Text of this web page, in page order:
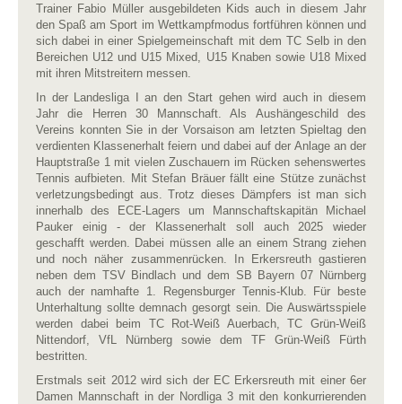
Trainer Fabio Müller ausgebildeten Kids auch in diesem Jahr
den Spaß am Sport im Wettkampfmodus fortführen können und
sich dabei in einer Spielgemeinschaft mit dem TC Selb in den
Bereichen U12 und U15 Mixed, U15 Knaben sowie U18 Mixed
mit ihren Mitstreitern messen.
In der Landesliga I an den Start gehen wird auch in diesem
Jahr die Herren 30 Mannschaft. Als Aushängeschild des
Vereins konnten Sie in der Vorsaison am letzten Spieltag den
verdienten Klassenerhalt feiern und dabei auf der Anlage an der
Hauptstraße 1 mit vielen Zuschauern im Rücken sehenswertes
Tennis aufbieten. Mit Stefan Bräuer fällt eine Stütze zunächst
verletzungsbedingt aus. Trotz dieses Dämpfers ist man sich
innerhalb des ECE-Lagers um Mannschaftskapitän Michael
Pauker einig - der Klassenerhalt soll auch 2025 wieder
geschafft werden. Dabei müssen alle an einem Strang ziehen
und noch näher zusammenrücken. In Erkersreuth gastieren
neben dem TSV Bindlach und dem SB Bayern 07 Nürnberg
auch der namhafte 1. Regensburger Tennis-Klub. Für beste
Unterhaltung sollte demnach gesorgt sein. Die Auswärtsspiele
werden dabei beim TC Rot-Weiß Auerbach, TC Grün-Weiß
Nittendorf, VfL Nürnberg sowie dem TF Grün-Weiß Fürth
bestritten.
Erstmals seit 2012 wird sich der EC Erkersreuth mit einer 6er
Damen Mannschaft in der Nordliga 3 mit den konkurrierenden